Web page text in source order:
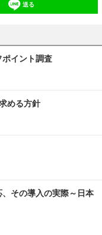
送る
イント調査
める方針
その導入の実際～日本